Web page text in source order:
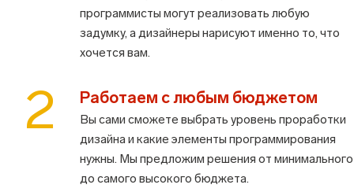
программисты могут реализовать любую
задумку, а дизайнеры нарисуют именно то, что
хочется вам.
2 Работаем с любым бюджетом
Вы сами сможете выбрать уровень проработки
дизайна и какие элементы программирования
нужны. Мы предложим решения от минимального
до самого высокого бюджета.